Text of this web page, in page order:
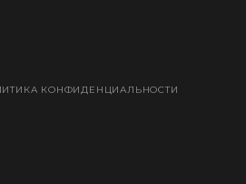
КОНФИДЕНЦИАЛЬНОСТИ